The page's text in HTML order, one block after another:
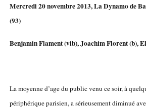
Mercredi 20 novembre 2013, La Dynamo de
(93)
Benjamin Flament (vib), Joachim Florent (b),
La moyenne d’age du public venu ce soir, à
périphérique parisien, a sérieusement diminué